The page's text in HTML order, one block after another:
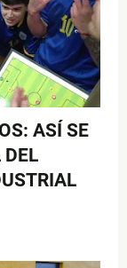
ASÍ SE